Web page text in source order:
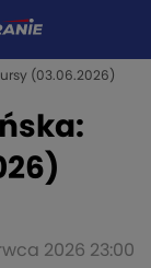
(03.06.2026)
2026 23:00